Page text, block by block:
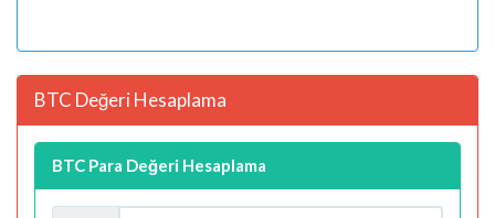
BTC Değeri Hesaplama
BTC Para Değeri Hesaplama